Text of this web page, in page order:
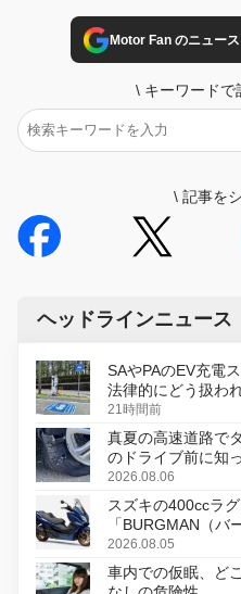
Motor Fan のニュー
\ キーワードで
\ 記事を
ヘッドラインニュース
SAやPAのEV充電
法律的にどう扱わ
21時間前
真夏の高速道路で
のドライブ前に知
2026.08.06
スズキの400ccラ
「BURGMAN（バ
変更し、8月18日に
2026.08.05
車内での仮眠、ど